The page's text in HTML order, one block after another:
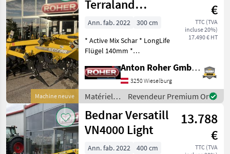
Machine neuve
Terraland
TN3000 M7R
€
TTC (TVA
incluse 20%)
17.490 € HT
Ann. fab. 2022
300 cm
* Active Mix Schar * LongLife
Flügel 140mm *
40mm * hydraulische
Tiefenverstellung *
Beleuchtungsanlage *
Walzenverbreiterung für
ebene A
Anton Roher GmbH (ACA Center Roher)
3250 Wieselburg
Matériels
de travail
du sol /
Bednar
Revendeur Premium Or
Bednar Versatill
VN4000 Light
13.788
€
TTC (TVA
Ann. fab. 2022
400 cm